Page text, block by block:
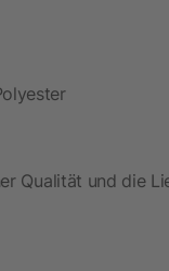
Qualität und die